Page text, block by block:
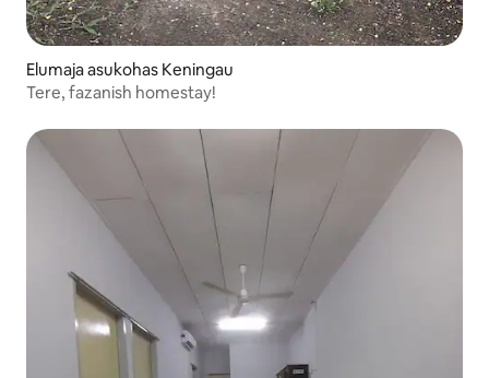
Elumaja asukohas Keningau
Tere, fazanish homestay!